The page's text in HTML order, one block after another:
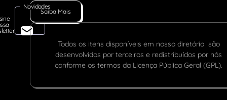
Novidades
Saiba Mais
Todos os itens disponíveis em nosso diretório são
desenvolvidos por terceiros e redistribuídos por nós
conforme os termos da Licença Pública Geral (GPL).